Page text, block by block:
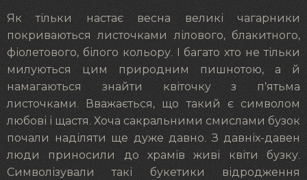
Як тільки настає весна великі чагарники
покриваються листочками лілового, блакитного,
фіолетового, білого кольору. І багато хто не тільки
милуються цим природним пишнотою, а й
намагаються знайти квіточку з п’ятьма
листочками. Вважається, що такий є символом
любові і щастя. Хоча сакральними смислами бузок
почали наділяти ще дуже давно. З давніх-давен
люди приносили до храмів живі квіти бузку.
Символізували такі букетики відродження